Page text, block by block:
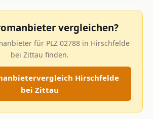
vergleichen?
für PLZ 02788 in Hirschfelde
bei Zittau finden.
Hirschfelde
bei Zittau